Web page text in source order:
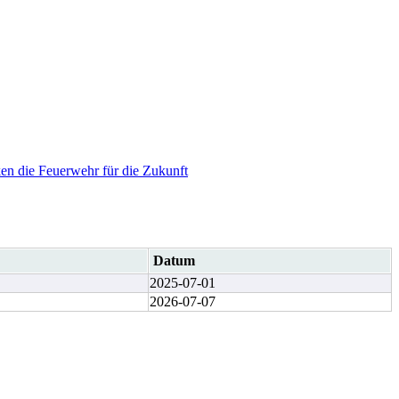
die Feuerwehr für die Zukunft
Datum
2025-07-01
2026-07-07